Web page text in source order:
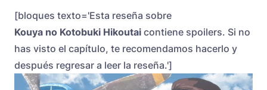
[bloques texto='Esta reseña sobre
Kouya no Kotobuki Hikoutai contiene spoilers. Si no
has visto el capítulo, te recomendamos hacerlo y
después regresar a leer la reseña.']